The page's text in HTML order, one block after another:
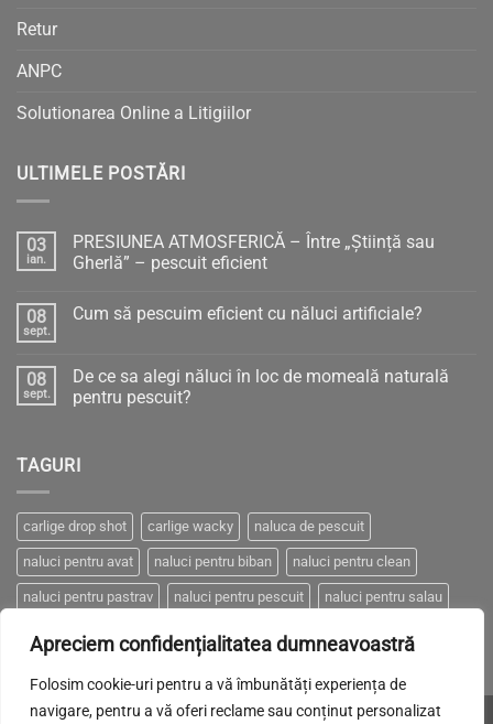
Apreciem confidențialitatea dumneavoastră
Folosim cookie-uri pentru a vă îmbunătăți experiența de
navigare, pentru a vă oferi reclame sau conținut personalizat
Retur
ANPC
Solutionarea Online a Litigiilor
ULTIMELE POSTĂRI
03
ian.
PRESIUNEA ATMOSFERICĂ – Între „Știință sau
Gherlă” – pescuit eficient
la
Între
„Știință
sau
eficient
08
sept.
Cum să pescuim eficient cu năluci artificiale?
Cum
să
pescuim
artificiale?
08
sept.
De ce sa alegi năluci în loc de momeală naturală
pentru pescuit?
De
ce
năluci
în
loc
de
momeală
naturală
pentru
TAGURI
carlige drop shot carlige wacky naluca de pescuit
naluci pentru avat naluci pentru biban naluci pentru clean
naluci pentru pastrav naluci pentru pescuit naluci pentru salau
naluci pentru somn naluci pentru stiuca